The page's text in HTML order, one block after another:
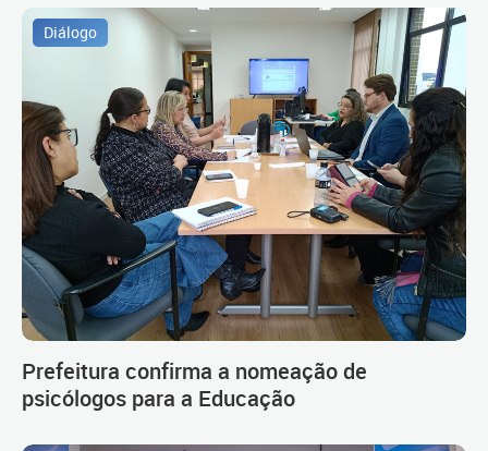
Diálogo
Prefeitura confirma a nomeação de
psicólogos para a Educação